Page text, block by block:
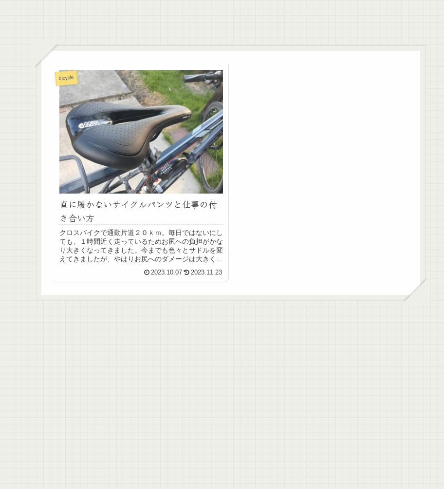
bicycle
直に履かないサイクルパンツと仕事の付
き合い方
クロスバイクで通勤片道２０ｋｍ。毎日ではないにし
ても、１時間近く走っているためお尻への負担がかな
り大きくなってきました。今までも色々とサドルを変
えてきましたが、やはりお尻へのダメージは大きく、
2023.10.07 2023.11.23